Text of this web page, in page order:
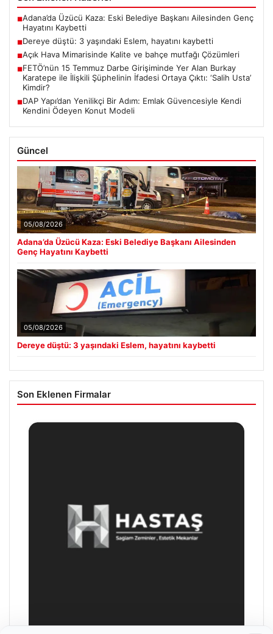
■Adana’da Üzücü Kaza: Eski Belediye Başkanı Ailesinden Genç
Hayatını Kaybetti
■Dereye düştü: 3 yaşındaki Eslem, hayatını kaybetti
■Açık Hava Mimarisinde Kalite ve bahçe mutfağı Çözümleri
■FETÖ’nün 15 Temmuz Darbe Girişiminde Yer Alan Burkay
Karatepe ile İlişkili Şüphelinin İfadesi Ortaya Çıktı: ‘Salih Usta’
Kimdir?
■DAP Yapı’dan Yenilikçi Bir Adım: Emlak Güvencesiyle Kendi
Kendini Ödeyen Konut Modeli
Güncel
05/08/2026
Adana’da Üzücü Kaza: Eski Belediye Başkanı Ailesinden
Genç Hayatını Kaybetti
05/08/2026
Dereye düştü: 3 yaşındaki Eslem, hayatını kaybetti
Son Eklenen Firmalar